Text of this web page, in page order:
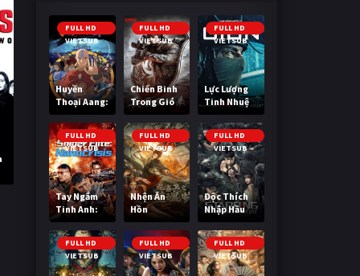
FULL HD
VIETSUB
Huyền
Thoại Aang:
Tiết Khí Sư
Cuối Cùng
FULL HD
VIETSUB
Chiến Binh
Trong Gió
FULL HD
VIETSUB
Lực Lượng
Tinh Nhuệ
FULL HD
VIETSUB
Tay Ngắm
Tinh Anh:
Nguy Cơ
Nano
FULL HD
VIETSUB
Nhện Ăn
Hồn
FULL HD
VIETSUB
Độc Thích
Nhập Hầu
FULL HD
VIETSUB
FULL HD
VIETSUB
FULL HD
VIETSUB